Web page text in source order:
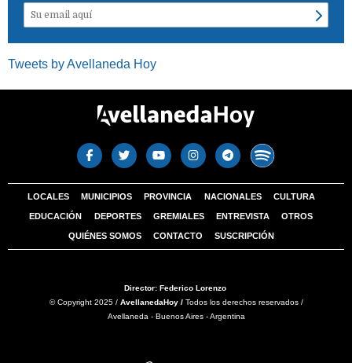
Tweets by Avellaneda Hoy
LOCALES MUNICIPIOS PROVINCIA NACIONALES CULTURA
EDUCACIÓN DEPORTES GREMIALES ENTREVISTA OTROS
QUIÉNES SOMOS CONTACTO SUSCRIPCIÓN
Director: Federico Lorenzo
© Copyright 2025 / AvellanedaHoy /Todos los derechos reservados /
Avellaneda - Buenos Aires - Argentina